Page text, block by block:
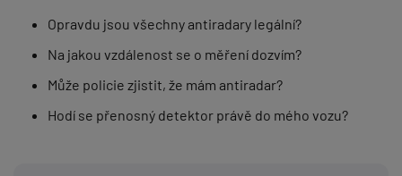
Opravdu jsou všechny antiradary legální?
Na jakou vzdálenost se o měření dozvím?
Může policie zjistit, že mám antiradar?
Hodí se přenosný detektor právě do mého vozu?